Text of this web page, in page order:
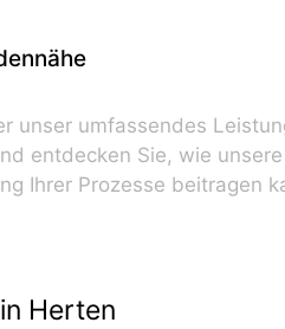
unser umfassendes
entdecken Sie, wie
Ihrer Prozesse beitragen
Herten